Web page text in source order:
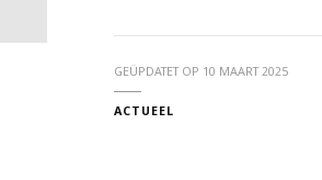
GEÜPDATET OP 10 MAART 2025
ACTUEEL